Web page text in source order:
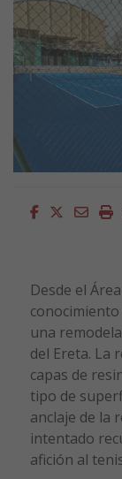
Facebook
Twitter
Email
Desde el
conocimiento
una
del Ereta. La
capas de
tipo de
anclaje de la
intentado
afición al